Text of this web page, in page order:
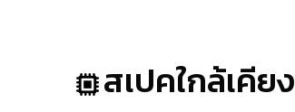
สเปคใกล้เคียง